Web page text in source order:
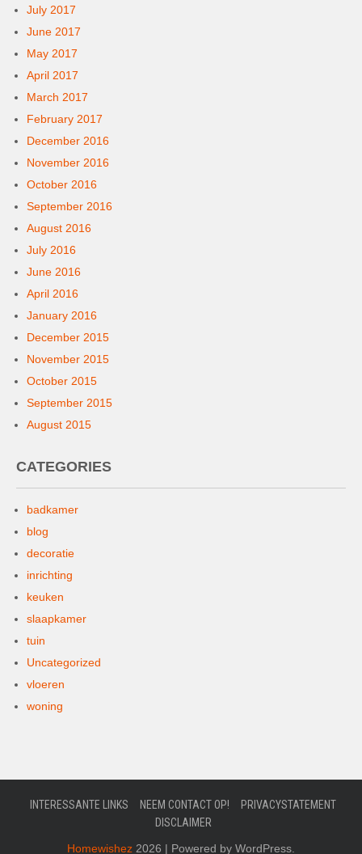
July 2017
June 2017
May 2017
April 2017
March 2017
February 2017
December 2016
November 2016
October 2016
September 2016
August 2016
July 2016
June 2016
April 2016
January 2016
December 2015
November 2015
October 2015
September 2015
August 2015
CATEGORIES
badkamer
blog
decoratie
inrichting
keuken
slaapkamer
tuin
Uncategorized
vloeren
woning
INTERESSANTE LINKS NEEM CONTACT OP!
PRIVACYSTATEMENT
DISCLAIMER
Homewishez 2026 | Powered by WordPress.